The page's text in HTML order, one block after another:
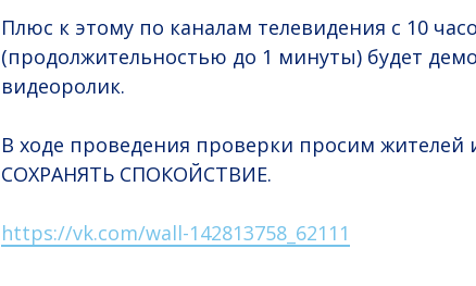
Плюс к этому по каналам телевидения с 10
(продолжительностью до 1 минуты) будет
видеоролик.
В ходе проведения проверки просим жителей
СОХРАНЯТЬ СПОКОЙСТВИЕ.
https://vk.com/wall-142813758_62111